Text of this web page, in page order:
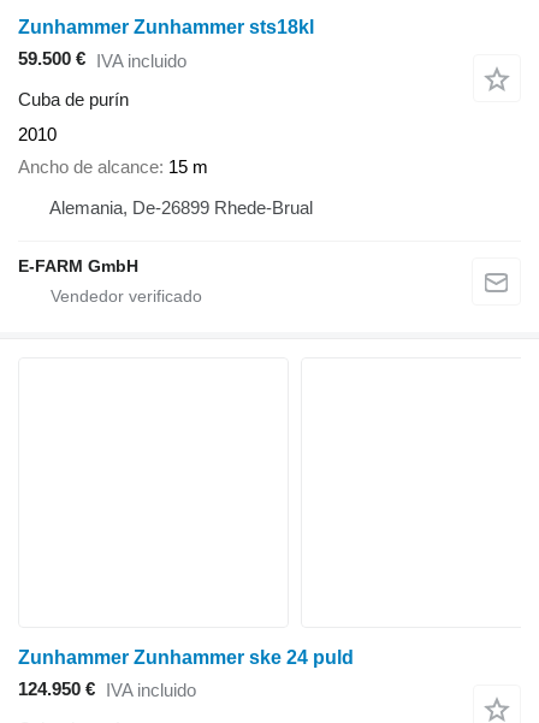
Zunhammer Zunhammer sts18kl
59.500 € IVA incluido
Cuba de purín
2010
Ancho de alcance 15 m
Alemania, De-26899 Rhede-Brual
E-FARM GmbH
Zunhammer Zunhammer ske 24 puld
124.950 € IVA incluido